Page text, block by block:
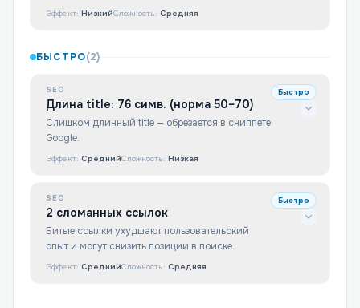
Эффект: НизкийСложность: Средняя
БЫСТРО(2)
SEO
Длина title: 76 симв. (норма 50–70)
Слишком длинный title — обрезается в сниппете
Google.
Быстро
Эффект: СреднийСложность: Низкая
SEO
2 сломанных ссылок
Битые ссылки ухудшают пользовательский
опыт и могут снизить позиции в поиске.
Быстро
Эффект: СреднийСложность: Средняя